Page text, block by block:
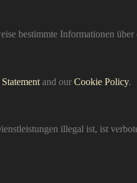
bestimmte Informationen
and our Cookie Policy.
illegal ist, ist